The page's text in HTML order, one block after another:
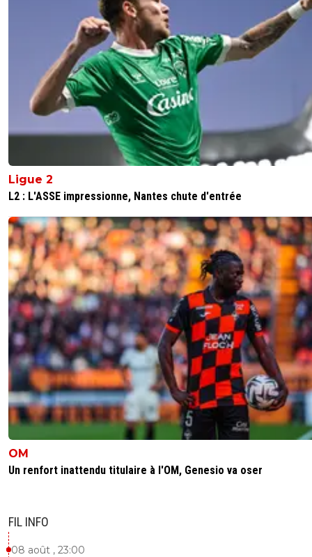
Ligue 2
L2 : L'ASSE impressionne, Nantes chute d'entrée
OM
Un renfort inattendu titulaire à l'OM, Genesio va oser
FIL INFO
08 août , 23:00